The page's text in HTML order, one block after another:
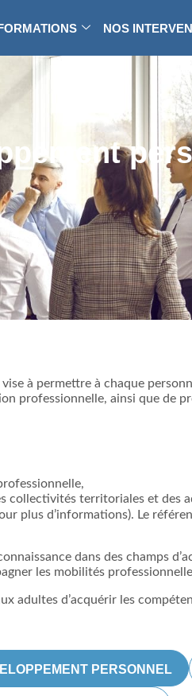
NOS
vise à permettre à chaque
professionnelle, ainsi que de
collectivités territoriales et des
plus d’informations). Le
dans des champs
les mobilités
adultes d’acquérir les
PERSONNEL